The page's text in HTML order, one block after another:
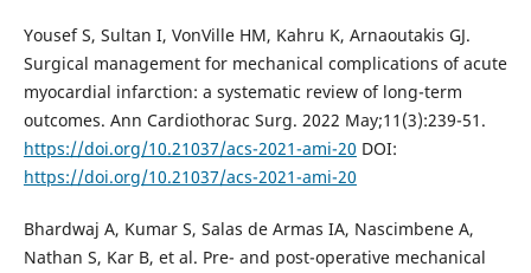
Yousef S, Sultan I, VonVille HM, Kahru K, Arnaoutakis GJ.
Surgical management for mechanical complications of acute
myocardial infarction: a systematic review of long-term
outcomes. Ann Cardiothorac Surg. 2022 May;11(3):239-51.
https://doi.org/10.21037/acs-2021-ami-20 DOI:
https://doi.org/10.21037/acs-2021-ami-20
Bhardwaj A, Kumar S, Salas de Armas IA, Nascimbene A,
Nathan S, Kar B, et al. Pre- and post-operative mechanical